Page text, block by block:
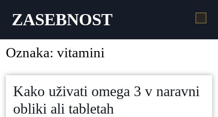
ZASEBNOST
Oznaka: vitamini
Kako uživati omega 3 v naravni
obliki ali tabletah